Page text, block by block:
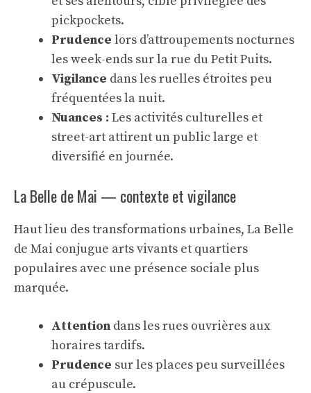
pickpockets.
Prudence lors d’attroupements nocturnes
les week-ends sur la rue du Petit Puits.
Vigilance dans les ruelles étroites peu
fréquentées la nuit.
Nuances : Les activités culturelles et
street-art attirent un public large et
diversifié en journée.
La Belle de Mai — contexte et vigilance
Haut lieu des transformations urbaines, La Belle
de Mai conjugue arts vivants et quartiers
populaires avec une présence sociale plus
marquée.
Attention dans les rues ouvrières aux
horaires tardifs.
Prudence sur les places peu surveillées
au crépuscule.